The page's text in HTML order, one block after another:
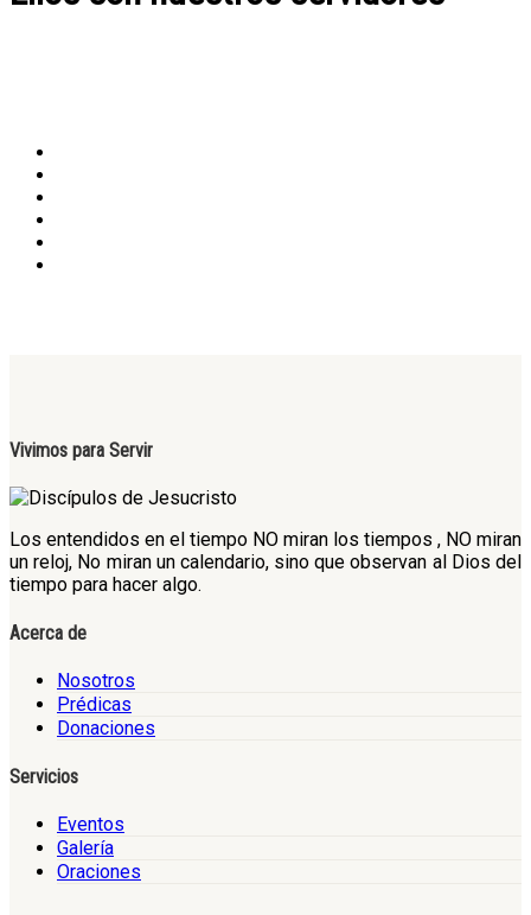
Vivimos para Servir
Los entendidos en el tiempo NO miran los tiempos , NO miran
un reloj, No miran un calendario, sino que observan al Dios del
tiempo para hacer algo.
Acerca de
Nosotros
Prédicas
Donaciones
Servicios
Eventos
Galería
Oraciones